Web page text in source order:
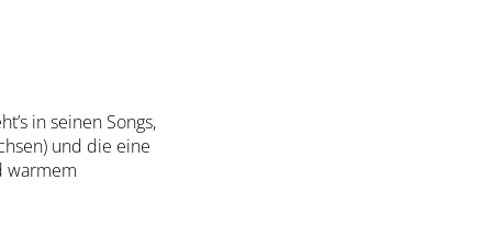
in seinen Songs,
und die eine
warmem